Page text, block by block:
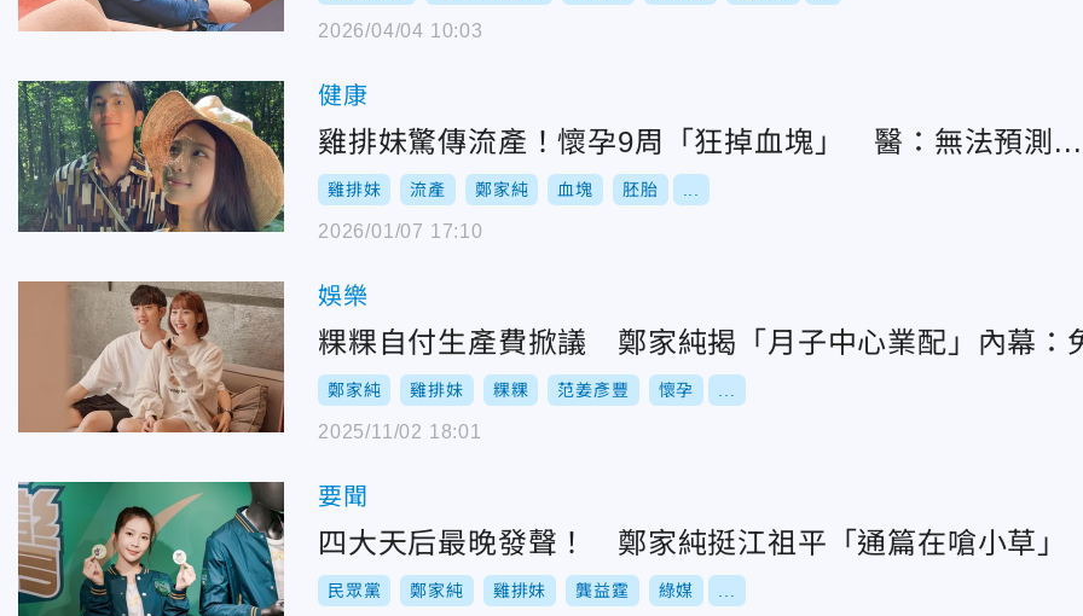
2026/04/04 10:03
健康
雞排妹驚傳流產！懷孕9周「狂掉血塊」 醫：無法預測
雞排妹 流產 鄭家純 血塊 胚胎
2026/01/07 17:10
娛樂
粿粿自付生產費掀議 鄭家純揭「月子中心業配」內幕：
鄭家純 雞排妹 粿粿 范姜彥豐 懷孕
2025/11/02 18:01
要聞
四大天后最晚發聲！ 鄭家純挺江祖平「通篇在嗆小草」
民眾黨 鄭家純 雞排妹 龔益霆 綠媒